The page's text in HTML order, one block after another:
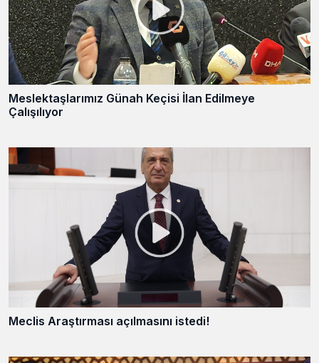
Meslektaşlarımız Günah Keçisi İlan Edilmeye
Çalışılıyor
Meclis Araştırması açılmasını istedi!